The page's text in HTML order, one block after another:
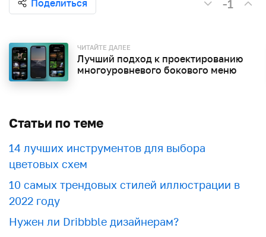
Поделиться -1
ЧИТАЙТЕ ДАЛЕЕ
Лучший подход к проектированию
многоуровневого бокового меню
Статьи по теме
​​14 лучших инструментов для выбора
цветовых схем
10 самых трендовых стилей иллюстрации в
2022 году
Нужен ли Dribbble дизайнерам?